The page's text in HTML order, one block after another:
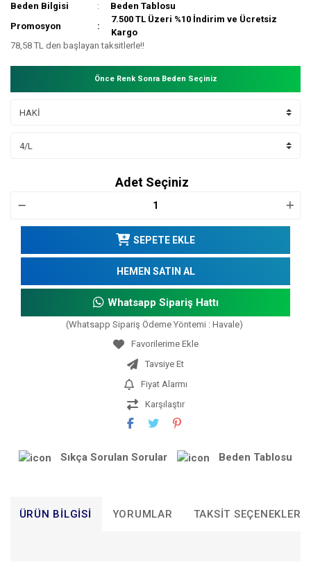
Beden Bilgisi
Beden Tablosu
Promosyon
7.500 TL Üzeri %10 İndirim ve Ücretsiz
Kargo
78,58 TL den başlayan taksitlerle!!
Önce Renk Sonra Beden Seçiniz
Adet Seçiniz
SEPETE EKLE
HEMEN SATIN AL
Whatsapp Sipariş Hattı
(Whatsapp Sipariş Ödeme Yöntemi : Havale)
Tavsiye Et
Fiyat Alarmı
Karşılaştır
Sıkça Sorulan Sorular Beden Tablosu
ÜRÜN BILGISI YORUMLAR TAKSIT SEÇENEKLERI